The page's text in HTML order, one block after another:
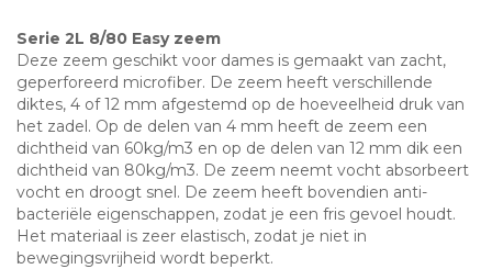
Serie 2L 8/80 Easy zeem
Deze zeem geschikt voor dames is gemaakt van zacht,
geperforeerd microfiber. De zeem heeft verschillende
diktes, 4 of 12 mm afgestemd op de hoeveelheid druk van
het zadel. Op de delen van 4 mm heeft de zeem een
dichtheid van 60kg/m3 en op de delen van 12 mm dik een
dichtheid van 80kg/m3. De zeem neemt vocht absorbeert
vocht en droogt snel. De zeem heeft bovendien anti-
bacteriële eigenschappen, zodat je een fris gevoel houdt.
Het materiaal is zeer elastisch, zodat je niet in
bewegingsvrijheid wordt beperkt.